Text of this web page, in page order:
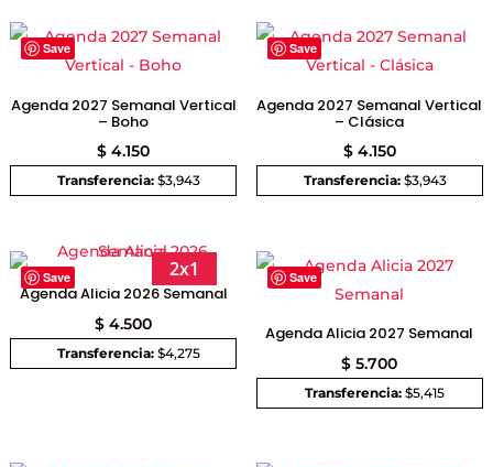
Save
Agenda 2027 Semanal Vertical
– Boho
$ 4.150
Transferencia:$3,943
Save
Agenda 2027 Semanal Vertical
– Clásica
$4.150
Transferencia: $3,943
Save 2x1
Agenda Alicia 2026 Semanal
$ 4.500
Transferencia:$4,275
Save
Agenda Alicia 2027 Semanal
$ 5.700
Transferencia:$5,415